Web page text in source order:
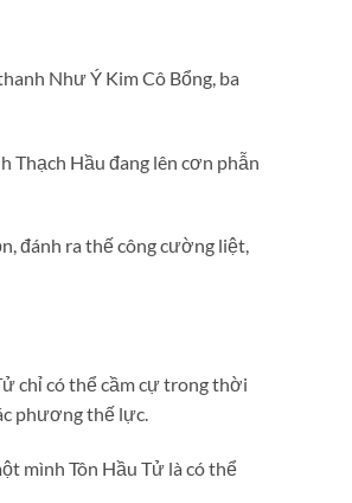
Như Ý Kim Cô Bổng, ba
Thạch Hầu đang lên cơn phẫn
đánh ra thế công cường liệt,
chỉ có thể cầm cự trong thời
phương thế lực.
mình Tôn Hầu Tử là có thể